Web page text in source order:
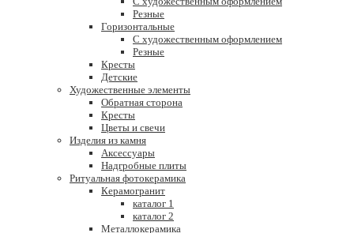
Резные
Горизонтальные
С художественным оформлением
Резные
Кресты
Детские
Художественные элементы
Обратная сторона
Кресты
Цветы и свечи
Изделия из камня
Аксессуары
Надгробные плиты
Ритуальная фотокерамика
Керамогранит
каталог 1
каталог 2
Металлокерамика